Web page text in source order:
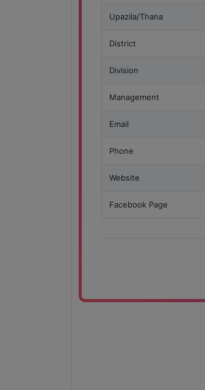
Upazila/Thana
District
Division
Management
Email
Phone
Website
Facebook Page